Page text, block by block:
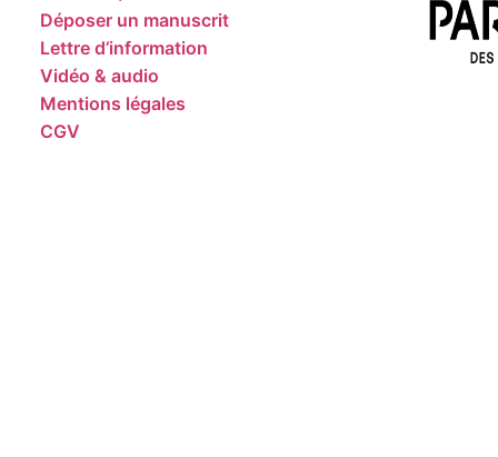
Déposer un manuscrit
Lettre d’information
Vidéo & audio
Mentions légales
CGV